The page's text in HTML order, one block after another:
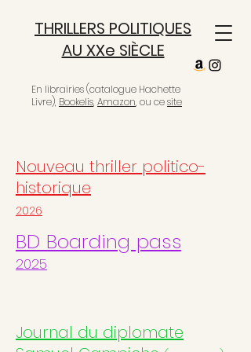
THRILLERS POLITIQUES
AU XXe SIÈCLE
En librairies (catalogue Hachette
Livre), Bookelis, Amazon, ou cesite
Nouveau thriller politico-
historique
2026
BD Boarding pass
2025
Journal du diplomate